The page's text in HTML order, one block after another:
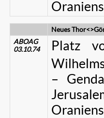
Neues
ABOAG
03.10.74
Platz
–